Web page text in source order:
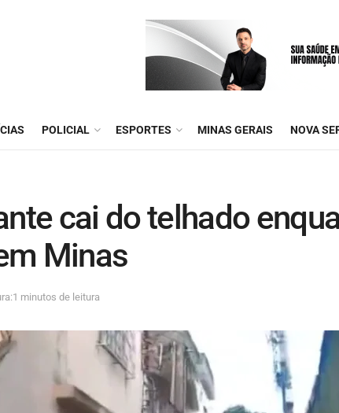
POLICIAL ESPORTES MINAS GERAIS NOVA
cai do telhado
Minas
minutos de leitura